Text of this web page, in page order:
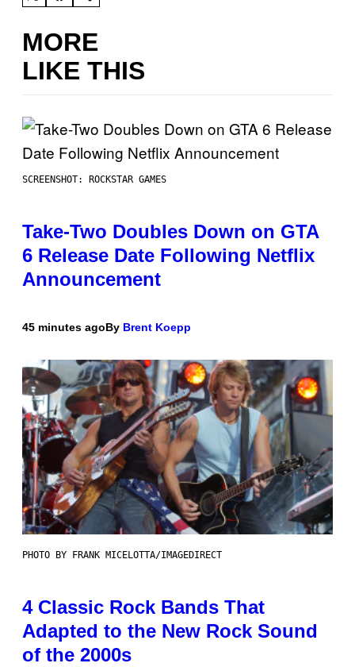
MORE
LIKE THIS
SCREENSHOT: ROCKSTAR GAMES
Take-Two Doubles Down on GTA
6 Release Date Following Netflix
Announcement
45 minutes agoBy Brent Koepp
PHOTO BY FRANK MICELOTTA/IMAGEDIRECT
4 Classic Rock Bands That
Adapted to the New Rock Sound
of the 2000s